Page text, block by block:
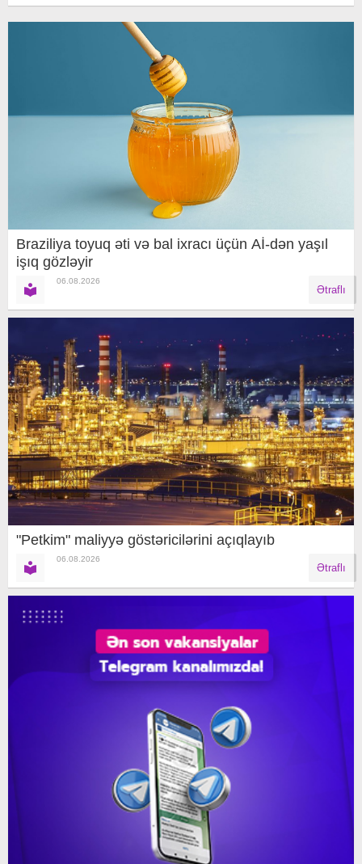
Braziliya toyuq əti və bal ixracı üçün Aİ-dən yaşıl
işıq gözləyir
06.08.2026
Ətraflı
"Petkim" maliyyə göstəricilərini açıqlayıb
06.08.2026
Ətraflı